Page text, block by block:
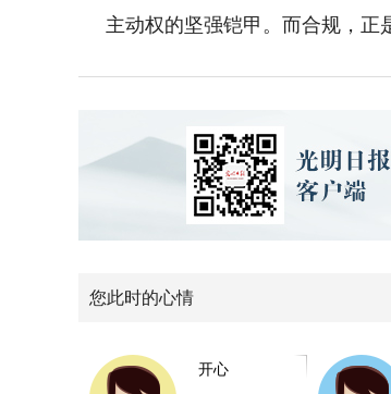
主动权的坚强铠甲。而合规，正
您此时的心情
开心